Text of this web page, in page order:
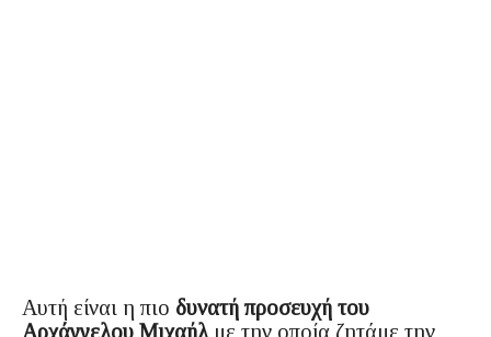
Αυτή είναι η πιο δυνατή προσευχή του
Αρχάγγελου Μιχαήλμε την οποία ζητάμε την